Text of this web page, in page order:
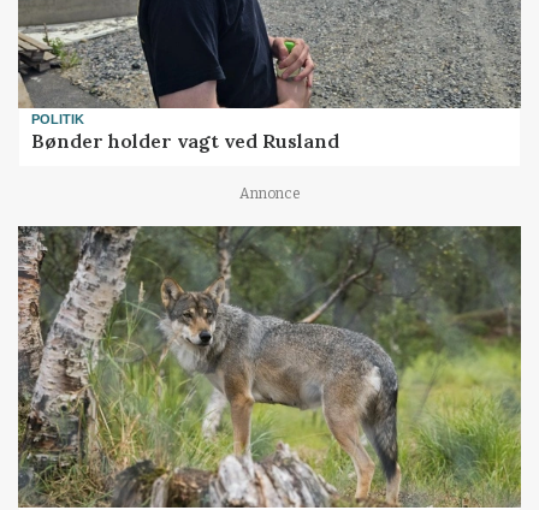
POLITIK
Bønder holder vagt ved Rusland
Annonce